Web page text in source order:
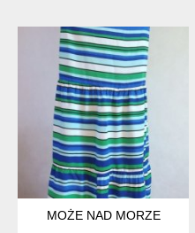
MOŻE NAD MORZE